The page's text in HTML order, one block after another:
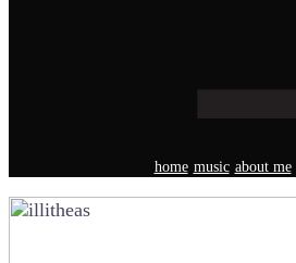
home music about me